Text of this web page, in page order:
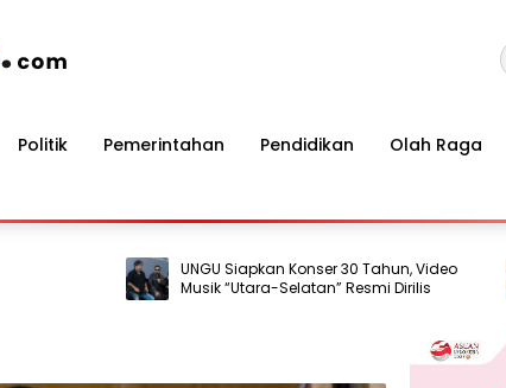
Politik Pemerintahan Pendidikan Olah Raga
UNGU Siapkan Konser 30 Tahun, Video
Musik “Utara-Selatan” Resmi Dirilis